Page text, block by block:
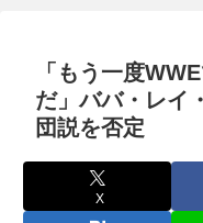
「もう一度
だ」ババ・レイ
団説を否定
X